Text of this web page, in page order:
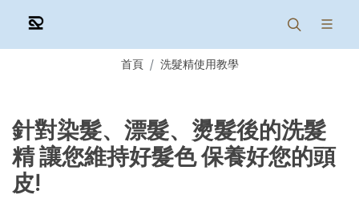
首頁 洗髮精使用教學
針對染髮、漂髮、燙髮後的洗髮
精 讓您維持好髮色 保養好您的頭
皮!